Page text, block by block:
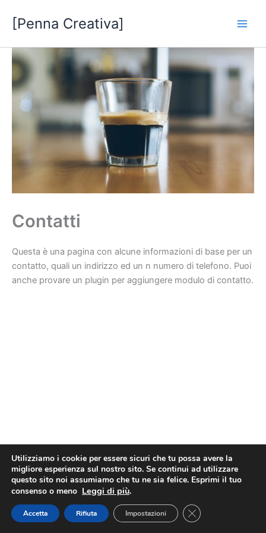
[Penna Creativa]
Contatti
Questa è una pagina con alcune informazioni di base per un
contatto, quali un indirizzo ed un n numero di telefono. Puoi
anche provare un plugin per aggiungere modulo di contatto.
· Penna Creativa · Sviluppato da
02114920461 ·
Utilizziamo i cookie per essere sicuri che tu possa avere la
migliore esperienza sul nostro sito. Se continui ad utilizzare
questo sito noi assumiamo che tu ne sia felice. Esprimi il tuo
consenso o meno Leggi di più.
Accetta Rifiuta Impostazioni Close GDPR